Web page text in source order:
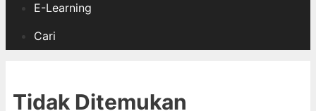
E-Learning
Cari
Tidak Ditemukan